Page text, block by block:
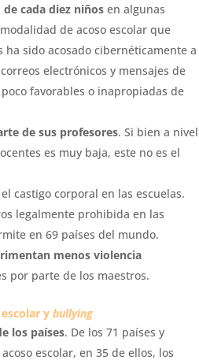
cada diez niños en algunas
de acoso escolar que
ha sido acosado cibernéticamente a
electrónicos y mensajes de
favorables o inapropiadas de
de sus profesores. Si bien a nivel
es muy baja, este no es el
castigo corporal en las escuelas.
legalmente prohibida en las
en 69 países del mundo.
menos violencia
por parte de los maestros.
escolar ybullying
los países. De los 71 países y
escolar, en 35 de ellos, los